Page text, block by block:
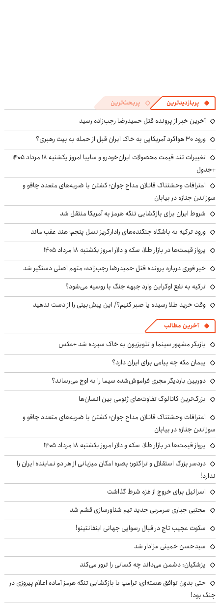
پربازدیدترین پربحث‌ترین
آخرین خبر از پرونده قتل حمیدرضا رجب‌زاده رسید
ورود ۳۰ هواگرد آمریکایی به خاک ایران قبل از حمله به بیت رهبری؟
تغییرات تند قیمت محصولات ایران‌خودرو و سایپا امروز یکشنبه ۱۸ مرداد ۱۴۰۵
+جدول
اعترافات وحشتناک قاتلان مداح جوان؛ کشتن با ضربه‌های متعدد چاقو و
سوزاندن جنازه در بیابان
شروط ایران برای بازگشایی تنگه هرمز به آمریکا منتقل شد
ورود ترکیه به باشگاه جنگنده‌های رادارگریز نسل پنجم؛ هند عقب ماند
پرواز قیمت‌ها در بازار طلا، سکه و دلار امروز یکشنبه ۱۸ مرداد ۱۴۰۵
خبر فوری درباره پرونده قتل حمیدرضا رجب‌زاده: متهم اصلی دستگیر شد
ترکیه به نفع اوکراین وارد جبهه جنگ با روسیه می‌شود؟
وقت خرید طلا رسیده یا صبر کنیم؟/ این پیش‌بینی را از دست ندهید
آخرین مطالب
بازیگر مشهور سینما و تلویزیون به خاک سپرده شد +عکس
پیمان مکه چه پیامی برای ایران دارد؟
دوربین باردیگر مجری فراموش‌شده سیما را به اوج می‌رساند؟
بزرگ‌ترین کاتالوگ تفاوت‌های ژنومی بین انسان‌ها
اعترافات وحشتناک قاتلان مداح جوان؛ کشتن با ضربه‌های متعدد چاقو و
سوزاندن جنازه در بیابان
پرواز قیمت‌ها در بازار طلا، سکه و دلار امروز یکشنبه ۱۸ مرداد ۱۴۰۵
دردسر بزرگ استقلال و تراکتور؛ بصره امکان میزبانی از هر دو نماینده ایران را
ندارد!
اسرائیل برای خروج از غزه شرط گذاشت
مجتبی جباری سرمربی جدید تیم شناورسازی قشم شد
سکوت عجیب تاج در قبال رسوایی جهانی اینفانتینو!
سیدحسن خمینی عزادار شد
پزشکیان: دشمن می‌داند چه کسانی را ترور می‌کند
حتی بدون توافق هسته‌ای؛ ترامپ با بازگشایی تنگه هرمز آماده اعلام پیروزی در
جنگ بود!